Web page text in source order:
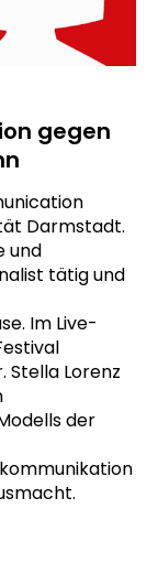
gegen
Darmstadt.
und
tätig und
Im Live-
Stella Lorenz
der